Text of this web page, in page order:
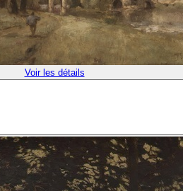
Voir les détails